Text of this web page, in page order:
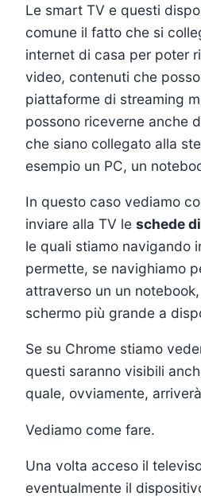
Le smart TV e questi
comune il fatto che si
internet di casa per poter
video, contenuti che
piattaforme di streaming
possono riceverne anche
che siano collegato alla
esempio un PC, un
In questo caso vediamo
inviare alla TV le schede
le quali stiamo navigando
permette, se navighiamo
attraverso un un
schermo più grande a
Se su Chrome stiamo
questi saranno visibili
quale, ovviamente,
Vediamo come fare.
Una volta acceso il
eventualmente il